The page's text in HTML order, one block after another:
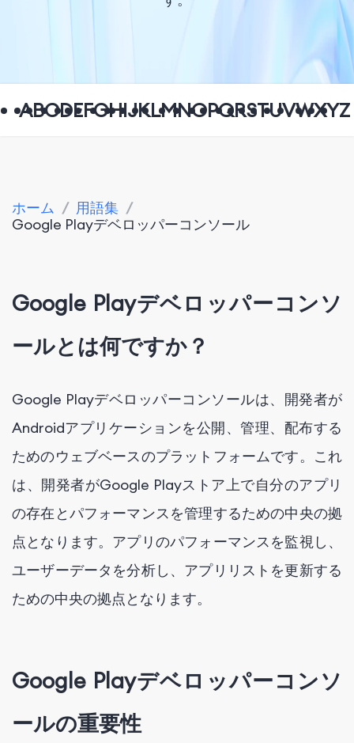
ABCDEFGHIJKLMNOPQRSTUVWXYZ
ホーム / 用語集 /
Google Playデベロッパーコンソール
Google Playデベロッパーコンソ
ールとは何ですか？
Google Playデベロッパーコンソールは、開発者が
Androidアプリケーションを公開、管理、配布する
ためのウェブベースのプラットフォームです。これ
は、開発者がGoogle Playストア上で自分のアプリ
の存在とパフォーマンスを管理するための中央の拠
点となります。アプリのパフォーマンスを監視し、
ユーザーデータを分析し、アプリリストを更新する
ための中央の拠点となります。
Google Playデベロッパーコンソ
ールの重要性